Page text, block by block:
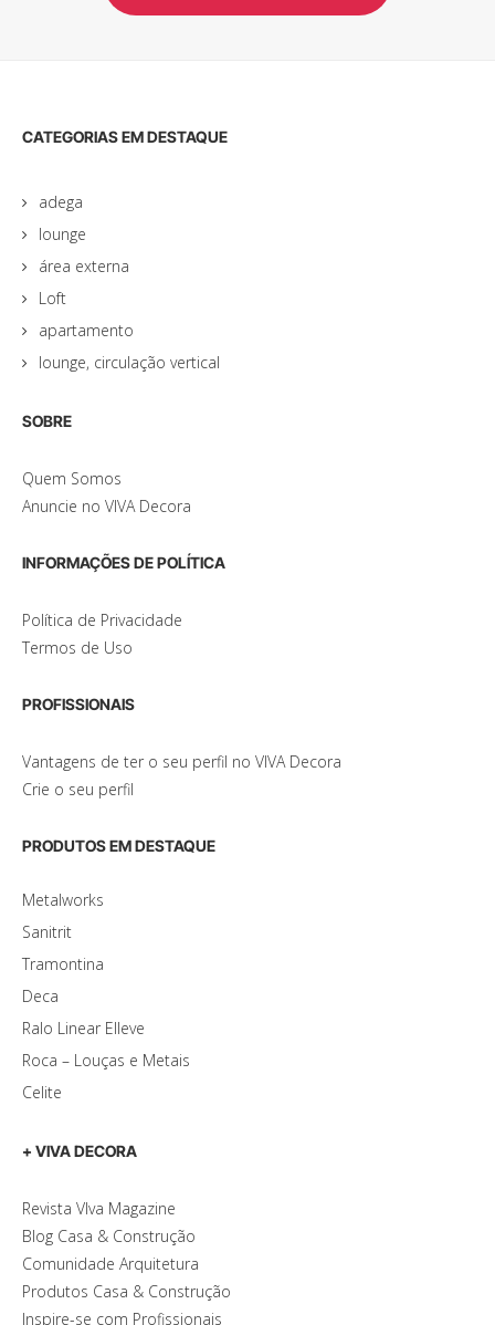
CATEGORIAS EM DESTAQUE
adega
lounge
área externa
Loft
apartamento
lounge, circulação vertical
SOBRE
Quem Somos
Anuncie no VIVA Decora
INFORMAÇÕES DE POLÍTICA
Política de Privacidade
Termos de Uso
PROFISSIONAIS
Vantagens de ter o seu perfil no VIVA Decora
Crie o seu perfil
PRODUTOS EM DESTAQUE
Metalworks
Sanitrit
Tramontina
Deca
Ralo Linear Elleve
Roca – Louças e Metais
Celite
+ VIVA DECORA
Revista VIva Magazine
Blog Casa & Construção
Comunidade Arquitetura
Produtos Casa & Construção
Inspire-se com Profissionais